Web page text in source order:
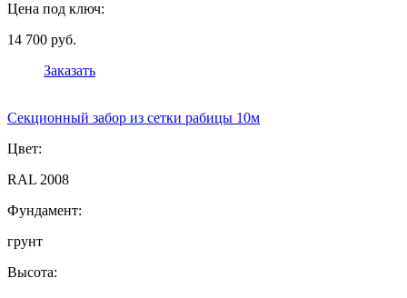
Цена под ключ:
14 700 руб.
Заказать
Секционный забор из сетки рабицы 10м
Цвет:
RAL 2008
Фундамент:
грунт
Высота: